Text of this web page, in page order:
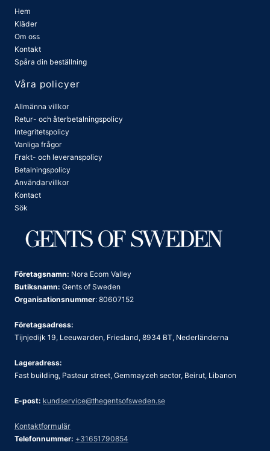
Hem
Kläder
Om oss
Kontakt
Spåra din beställning
Våra policyer
Allmänna villkor
Retur- och återbetalningspolicy
Integritetspolicy
Vanliga frågor
Frakt- och leveranspolicy
Betalningspolicy
Användarvillkor
Kontact
Sök
Företagsnamn: Nora Ecom Valley
Butiksnamn: Gents of Sweden
Organisationsnummer: 80607152
Företagsadress:
Tijnjedijk 19, Leeuwarden, Friesland, 8934 BT, Nederländerna
Lageradress:
Fast building, Pasteur street, Gemmayzeh sector, Beirut, Libanon
E-post: kundservice@thegentsofsweden.se
Kontaktformulär
Telefonnummer: +31651790854